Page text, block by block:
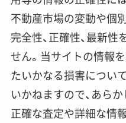
不動産市場の変動や個
完全性、正確性、最新
せん。当サイトの情報
たいかなる損害につい
いかねますので、あら
正確な査定や詳細な情